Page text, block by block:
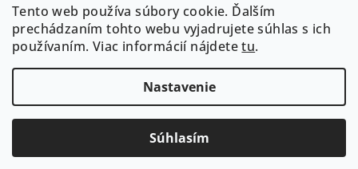
Tento web používa súbory cookie. Ďalším
prechádzaním tohto webu vyjadrujete súhlas s ich
používaním. Viac informácií nájdetetu.
Nastavenie
Súhlasím
+421 918 468 475
fb.com/adamshop.sk
adamshop.sk
Vytvoril Shoptet